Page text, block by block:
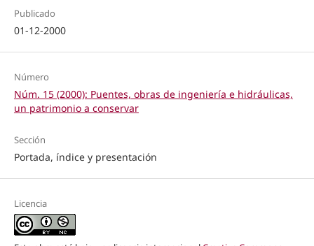
Publicado
01-12-2000
Número
Núm. 15 (2000): Puentes, obras de ingeniería e hidráulicas,
un patrimonio a conservar
Sección
Portada, índice y presentación
Licencia